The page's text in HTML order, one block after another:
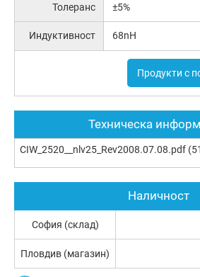
Толеранс ±5%
Индуктивност 68nH
Продукти с
Техническа
CIW_2520__nlv25_Rev2008.07.08.pdf
Наличност
София (склад)
Пловдив (магазин)